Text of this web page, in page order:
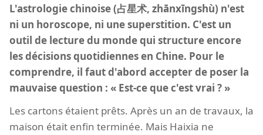
L'astrologie chinoise (占星术, zhānxīngshù) n'est
ni un horoscope, ni une superstition. C'est un
outil de lecture du monde qui structure encore
les décisions quotidiennes en Chine. Pour le
comprendre, il faut d'abord accepter de poser la
mauvaise question : « Est-ce que c'est vrai ? »
Les cartons étaient prêts. Après un an de travaux, la
maison était enfin terminée. Mais Haixia ne